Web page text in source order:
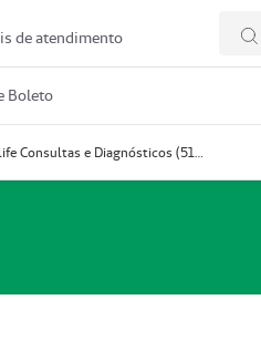
de atendimento
Boleto
Prestador Medlife Consultas e Diagnósticos (51004334-2)